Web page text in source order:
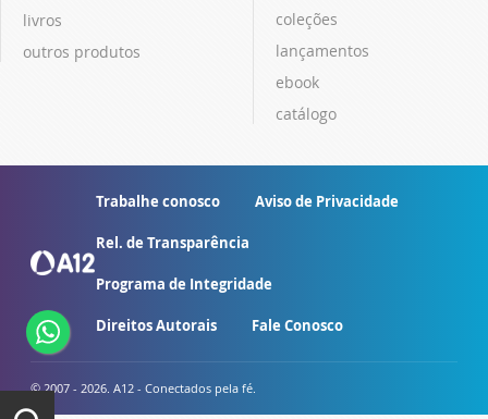
livros
outros produtos
coleções
lançamentos
ebook
catálogo
Trabalhe conosco Aviso de Privacidade
Rel. de Transparência
Programa de Integridade
Direitos Autorais Fale Conosco
© 2007 - 2026. A12 - Conectados pela fé.